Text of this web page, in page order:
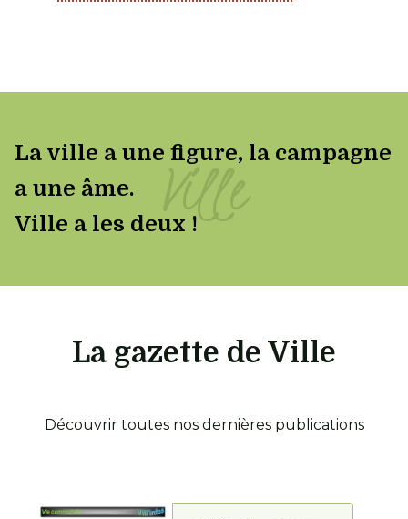
Ville
La ville a une figure, la campagne
a une âme.
Ville a les deux !
La gazette de Ville
Découvrir toutes nos dernières publications